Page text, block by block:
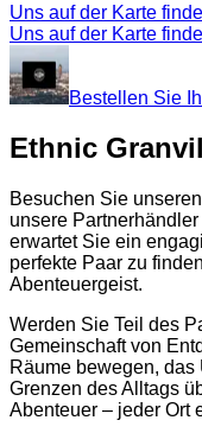
Uns auf der Karte
Uns auf der Karte
Bestellen Sie
Ethnic
Besuchen Sie
unsere
erwartet Sie ein
perfekte Paar zu
Abenteuergeist.
Werden Sie Teil des
Gemeinschaft von
Räume bewegen,
Grenzen des Alltags
Abenteuer – jeder Ort